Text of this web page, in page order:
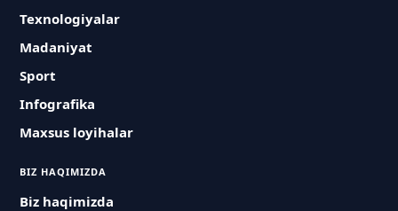
Texnologiyalar
Madaniyat
Sport
Infografika
Maxsus loyihalar
BIZ HAQIMIZDA
Biz haqimizda